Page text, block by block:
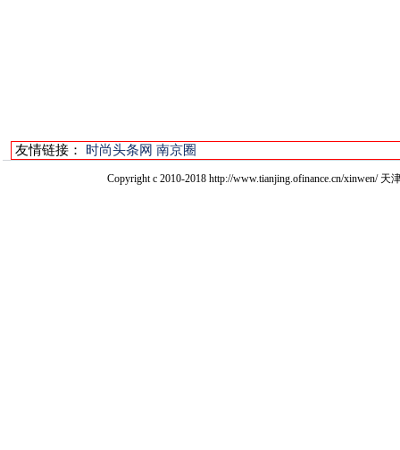
友情链接： 时尚头条网 南京圈
Copyright c 2010-2018 http://www.tianjing.ofinance.cn/xinwen/